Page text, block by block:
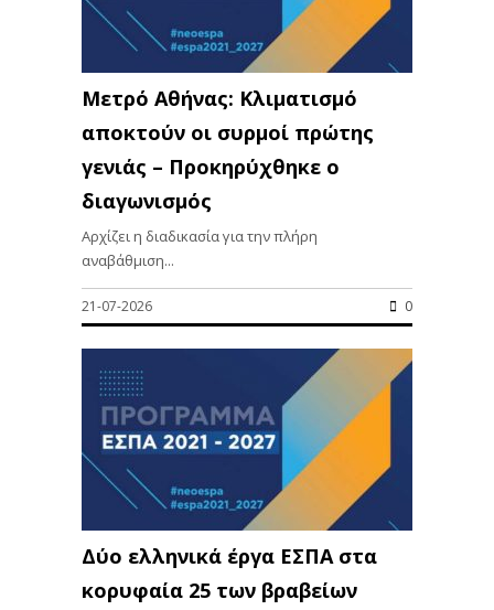
Μετρό Αθήνας: Κλιματισμό
αποκτούν οι συρμοί πρώτης
γενιάς – Προκηρύχθηκε ο
διαγωνισμός
Αρχίζει η διαδικασία για την πλήρη
αναβάθμιση...
21-07-2026 0
Δύο ελληνικά έργα ΕΣΠΑ στα
κορυφαία 25 των βραβείων